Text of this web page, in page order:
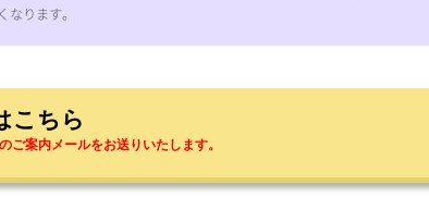
ります。
こちら
ご案内メールをお送りいたします。